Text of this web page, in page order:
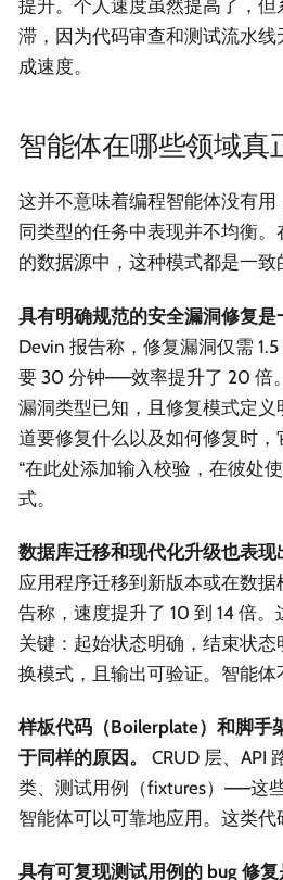
提升。个人速度虽然提高了，
滞，因为代码审查和测试流水线
成速度。
智能体在哪些领域真
这并不意味着编程智能体没有
同类型的任务中表现并不均衡
的数据源中，这种模式都是一致
具有明确规范的安全漏洞修复是
Devin 报告称，修复漏洞仅需
要 30 分钟——效率提升了 20 倍
漏洞类型已知，且修复模式定
道要修复什么以及如何修复时
“在此处添加输入校验，在彼处
式。
数据库迁移和现代化升级也表现
应用程序迁移到新版本或在数
告称，速度提升了 10 到 14 倍
关键：起始状态明确，结束状
换模式，且输出可验证。智能体
样板代码（Boilerplate）和脚手
于同样的原因。
CRUD 层、API
类、测试用例（fixtures）——这
智能体可以可靠地应用。这类代
具有可复现测试用例的 bug 修复